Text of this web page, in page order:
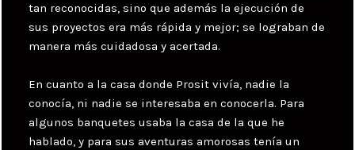
tan reconocidas, sino que además la ejecución de
sus proyectos era más rápida y mejor; se lograban de
manera más cuidadosa y acertada.
En cuanto a la casa donde Prosit vivía, nadie la
conocía, ni nadie se interesaba en conocerla. Para
algunos banquetes usaba la casa de la que he
hablado, y para sus aventuras amorosas tenía un